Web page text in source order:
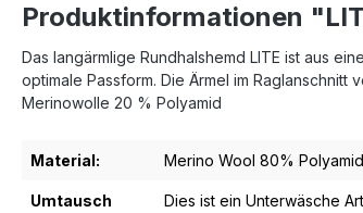
Produktinformationen
Das langärmlige Rundhalshemd LITE ist aus
optimale Passform. Die Ärmel im
Merinowolle 20 % Polyamid
Material: Merino Wool 80%
Umtausch
Dies ist ein Unterwäsche